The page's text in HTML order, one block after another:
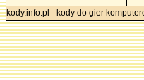
kody.info.pl - kody do gier